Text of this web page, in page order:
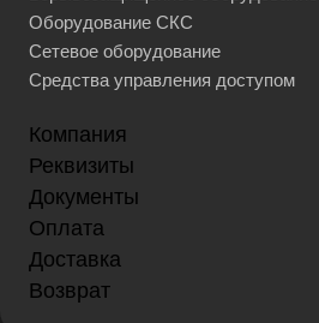
Оборудование СКС
Сетевое оборудование
Средства управления доступом
Компания
Реквизиты
Документы
Оплата
Доставка
Возврат